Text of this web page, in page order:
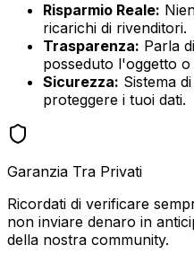
Risparmio Reale:
ricarichi di rivenditori.
Trasparenza: Parla
posseduto l'oggetto o
Sicurezza: Sistema
proteggere i tuoi dati.
Garanzia Tra Privati
Ricordati di verificare
non inviare denaro in
della nostra community.